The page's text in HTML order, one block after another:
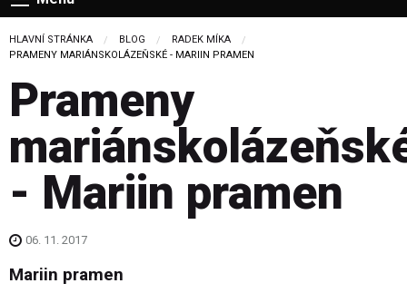
HLAVNÍ STRÁNKA BLOG
RADEK MÍKA
CURRENT:
PRAMENY MARIÁNSKOLÁZEŇSKÉ - MARIIN PRAMEN
Prameny
- Mariin pramen
06. 11. 2017
Mariin pramen